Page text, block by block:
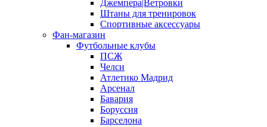
Джемпера|Ветровки
Штаны для тренировок
Спортивные аксессуары
Фан-магазин
Футбольные клубы
ПСЖ
Челси
Атлетико Мадрид
Арсенал
Бавария
Боруссия
Барселона